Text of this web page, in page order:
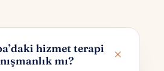
hizmet terapi
mı?